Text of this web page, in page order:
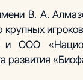
В. А.
крупных
ООО
развития